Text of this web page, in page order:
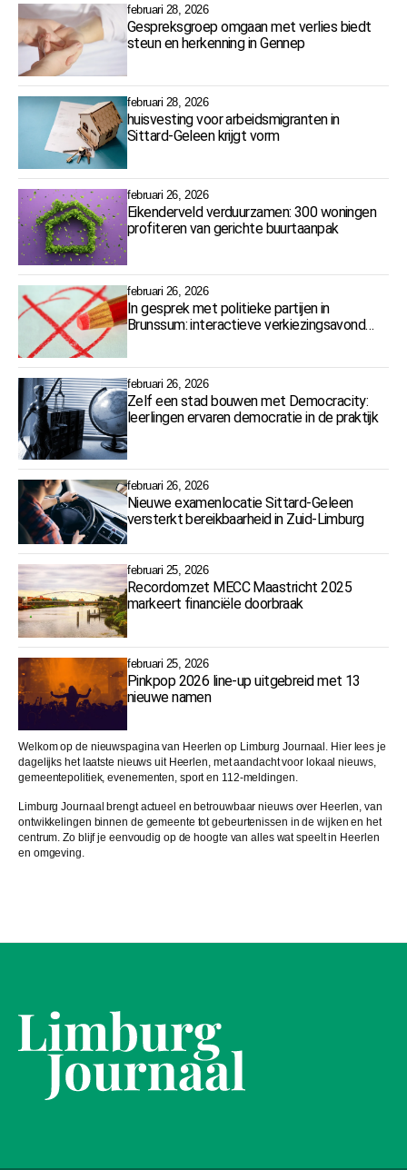
februari 28, 2026
Gespreksgroep omgaan met verlies biedt
steun en herkenning in Gennep
februari 28, 2026
huisvesting voor arbeidsmigranten in
Sittard-Geleen krijgt vorm
februari 26, 2026
Eikenderveld verduurzamen: 300 woningen
profiteren van gerichte buurtaanpak
februari 26, 2026
In gesprek met politieke partijen in
Brunssum: interactieve verkiezingsavond
februari 26, 2026
Zelf een stad bouwen met Democracity:
leerlingen ervaren democratie in de praktijk
februari 26, 2026
Nieuwe examenlocatie Sittard-Geleen
versterkt bereikbaarheid in Zuid-Limburg
februari 25, 2026
Recordomzet MECC Maastricht 2025
markeert financiële doorbraak
februari 25, 2026
Pinkpop 2026 line-up uitgebreid met 13
nieuwe namen
Welkom op de nieuwspagina van Heerlen op Limburg Journaal. Hier lees je
dagelijks het laatste nieuws uit Heerlen, met aandacht voor lokaal nieuws,
gemeentepolitiek, evenementen, sport en 112-meldingen.
Limburg Journaal brengt actueel en betrouwbaar nieuws over Heerlen, van
ontwikkelingen binnen de gemeente tot gebeurtenissen in de wijken en het
centrum. Zo blijf je eenvoudig op de hoogte van alles wat speelt in Heerlen
en omgeving.